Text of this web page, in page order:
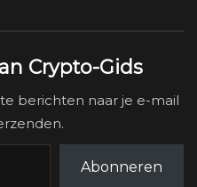
Crypto-Gids
berichten naar je e-mail
Abonneren